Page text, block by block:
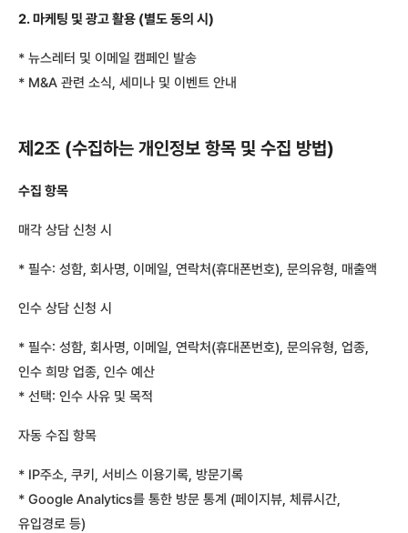
2. 마케팅 및 광고 활용 (별도 동의 시)
* 뉴스레터 및 이메일 캠페인 발송
* M&A 관련 소식, 세미나 및 이벤트 안내
제2조 (수집하는 개인정보 항목 및 수집 방법)
수집 항목
매각 상담 신청 시
* 필수: 성함, 회사명, 이메일, 연락처(휴대폰번호), 문의유형, 매출액
인수 상담 신청 시
* 필수: 성함, 회사명, 이메일, 연락처(휴대폰번호), 문의유형, 업종,
인수 희망 업종, 인수 예산
* 선택: 인수 사유 및 목적
자동 수집 항목
* IP주소, 쿠키, 서비스 이용기록, 방문기록
* Google Analytics를 통한 방문 통계 (페이지뷰, 체류시간,
유입경로 등)